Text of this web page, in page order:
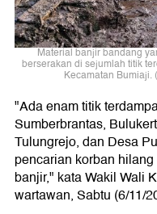
Material banjir bandang
berserakan di sejumlah titik
Kecamatan Bumiaji.
"Ada enam titik
Sumberbrantas,
Tulungrejo, dan Desa
pencarian korban
banjir," kata Wakil Wali
wartawan, Sabtu (6/11/